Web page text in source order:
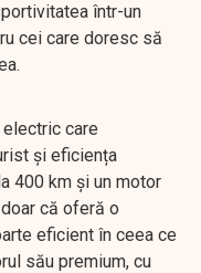
într-un
cei care doresc să
care
și eficiența
400 km și un motor
că oferă o
eficient în ceea ce
său premium, cu